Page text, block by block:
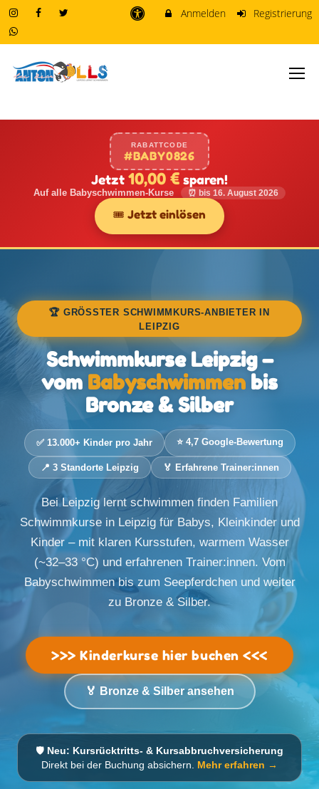
Anmelden Registrierung
RABATTCODE
#BABY0826
Jetzt 10,00 € sparen!
Auf alle Babyschwimmen-Kurse ⏰ bis 16. August 2026
🎟️ Jetzt einlösen
🏆 GRÖSSTER SCHWIMMKURS-ANBIETER IN L
EIPZIG
Schwimmkurse Leipzig –
vom Babyschwimmen bis
Bronze & Silber
✅ 13.000+ Kinder pro Jahr ⭐ 4,7 Google-Bewertung
📍 3 Standorte Leipzig 🏅 Erfahrene Trainer:innen
Bei Leipzig lernt schwimmen finden Familien
Schwimmkurse in Leipzig für Babys, Kleinkinder und
Kinder – mit klaren Kursstufen, warmem Wasser
(~32–33 °C) und erfahrenen Trainer:innen. Vom
Babyschwimmen bis zum Seepferdchen und weiter
zu Bronze & Silber.
>>> Kinderkurse hier buchen <<<
🏅 Bronze & Silber ansehen
🛡️ Neu: Kursrücktritts- & Kursabbruchversicherung
Direkt bei der Buchung absichern. Mehr erfahren →